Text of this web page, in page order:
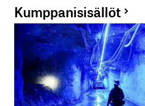
Kumppanisisällöt